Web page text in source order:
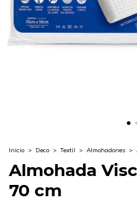
Inicio > Deco > Textil > Almohadones >
Almohada
70 cm